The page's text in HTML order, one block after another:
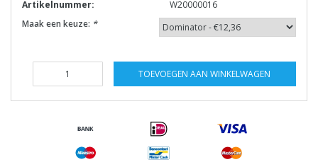
Artikelnummer:
W20000016
Maak een keuze: *
TOEVOEGEN AAN WINKELWAGEN